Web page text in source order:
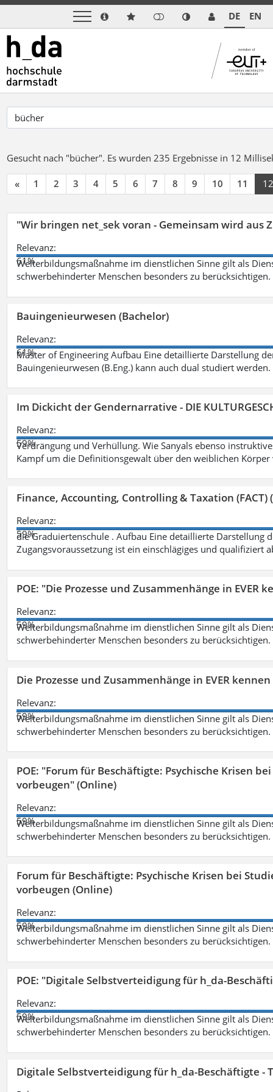
DE EN
Gesucht nach "bücher". Es wurden 235 Ergebnisse in 12
« 1 2 3 4 5 6 7 8 9 10 11 12
"Wir bringen net_sek voran - Gemeinsam wird aus
Relevanz:
61%
Weiterbildungsmaßnahme im dienstlichen Sinne gilt als
schwerbehinderter Menschen besonders zu berücksichtigen.
Bauingenieurwesen (Bachelor)
Relevanz:
61%
Master of Engineering Aufbau Eine detaillierte Darstellung
Bauingenieurwesen (B.Eng.) kann auch dual studiert
Im Dickicht der Gendernarrative - DIE
Relevanz:
59%
Verdrängung und Verhüllung. Wie Sanyals ebenso
Kampf um die Definitionsgewalt über den weiblichen
Finance, Accounting, Controlling & Taxation (FACT)
Relevanz:
59%
die Graduiertenschule . Aufbau Eine detaillierte Darstellung
Zugangsvoraussetzung ist ein einschlägiges und qualifiziert
POE: "Die Prozesse und Zusammenhänge in EVER
Relevanz:
59%
Weiterbildungsmaßnahme im dienstlichen Sinne gilt als
schwerbehinderter Menschen besonders zu berücksichtigen.
Die Prozesse und Zusammenhänge in EVER
Relevanz:
59%
Weiterbildungsmaßnahme im dienstlichen Sinne gilt als
schwerbehinderter Menschen besonders zu berücksichtigen.
POE: "Forum für Beschäftigte: Psychische Krisen
vorbeugen" (Online)
Relevanz:
59%
Weiterbildungsmaßnahme im dienstlichen Sinne gilt als
schwerbehinderter Menschen besonders zu berücksichtigen.
Forum für Beschäftigte: Psychische Krisen bei
vorbeugen (Online)
Relevanz:
59%
Weiterbildungsmaßnahme im dienstlichen Sinne gilt als
schwerbehinderter Menschen besonders zu berücksichtigen.
POE: "Digitale Selbstverteidigung für h_da-
Relevanz:
59%
Weiterbildungsmaßnahme im dienstlichen Sinne gilt als
schwerbehinderter Menschen besonders zu berücksichtigen.
Digitale Selbstverteidigung für h_da-Beschäftigte -